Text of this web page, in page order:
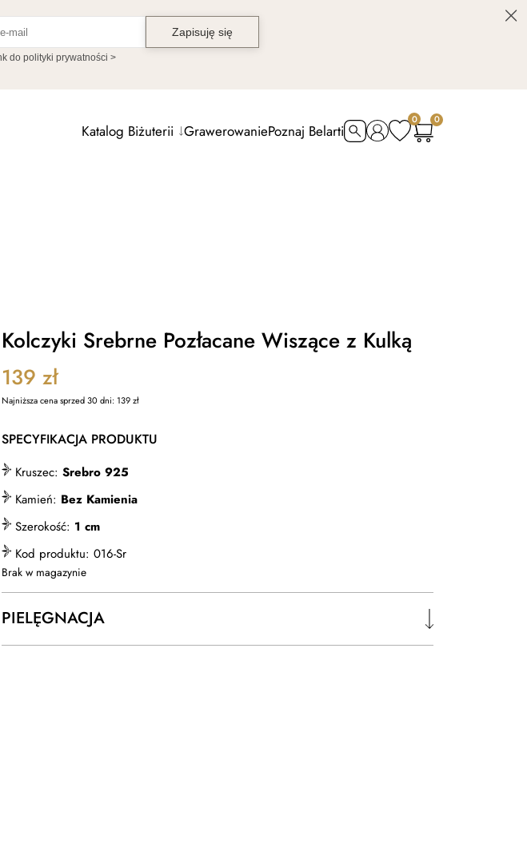
Katalog Biżuterii GrawerowaniePoznaj Belarti
0 0
Kolczyki Srebrne Pozłacane Wiszące z Kulką
139 zł
Najniższa cena sprzed 30 dni:139zł
SPECYFIKACJA PRODUKTU
Kruszec: Srebro 925
Kamień: Bez Kamienia
Szerokość: 1 cm
Kod produktu: 016-Sr
Brak w magazynie
PIELĘGNACJA